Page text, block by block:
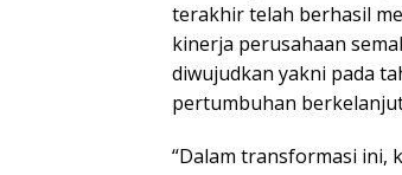
terakhir telah berhasil
kinerja perusahaan
diwujudkan yakni pada
pertumbuhan
“Dalam transformasi ini,